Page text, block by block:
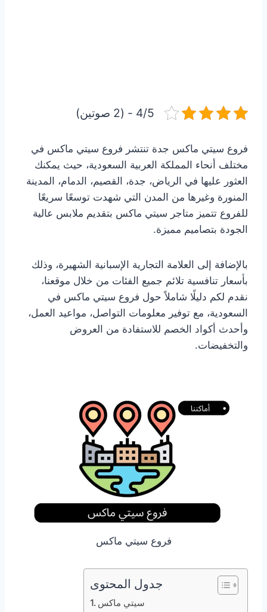
4/5 - (2 صوتين)
فروع سيتي ماكس جدة تنتشر فروع سيتي ماكس في
مختلف أنحاء المملكة العربية السعودية، حيث يمكنك
العثور عليها في الرياض، جدة، القصيم، الدمام، المدينة
المنورة وغيرها من المدن التي شهدت توسعًا سريعًا
للفروع تتميز متاجر سيتي ماكس بتقديم ملابس عالية
الجودة بتصاميم مميزة.
بالإضافة إلى العلامة التجارية الإسبانية الشهيرة، وذلك
بأسعار تنافسية تلائم جميع الفئات من خلال موقعنا،
نقدم لكم دليلًا شاملاً حول فروع سيتي ماكس في
السعودية، مع توفير معلومات التواصل، مواعيد العمل،
وأحدث أكواد الخصم للاستفادة من العروض
والتخفيضات.
فروع سيتي ماكس
جدول المحتوى
سيتي ماكس